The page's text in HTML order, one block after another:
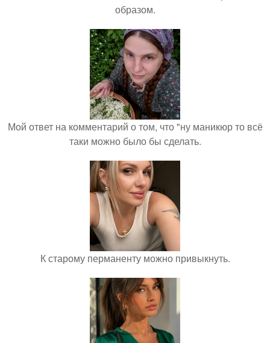
образом.
Мой ответ на комментарий о том, что "ну маникюр то всё
таки можно было бы сделать.
К старому перманенту можно привыкнуть.